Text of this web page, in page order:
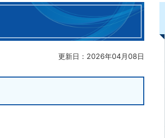
更新日：2026年04月08日